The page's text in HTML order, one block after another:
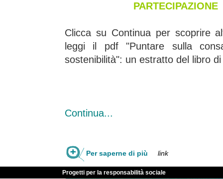
PARTECIPAZIONE
Clicca su Continua per scoprire
leggi il pdf "Puntare sulla
sostenibilità": un estratto del libro
Continua...
Per saperne di più link
Progetti per la responsabilità sociale